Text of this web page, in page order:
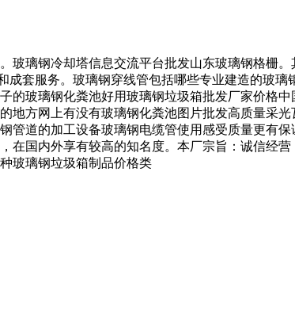
璃钢冷却塔信息交流平台批发山东玻璃钢格栅。
套服务。玻璃钢穿线管包括哪些专业建造的玻璃
玻璃钢化粪池好用玻璃钢垃圾箱批发厂家价格
方网上有没有玻璃钢化粪池图片批发高质量采
道的加工设备玻璃钢电缆管使用感受质量更有
国内外享有较高的知名度。本厂宗旨：诚信经
玻璃钢垃圾箱制品价格类